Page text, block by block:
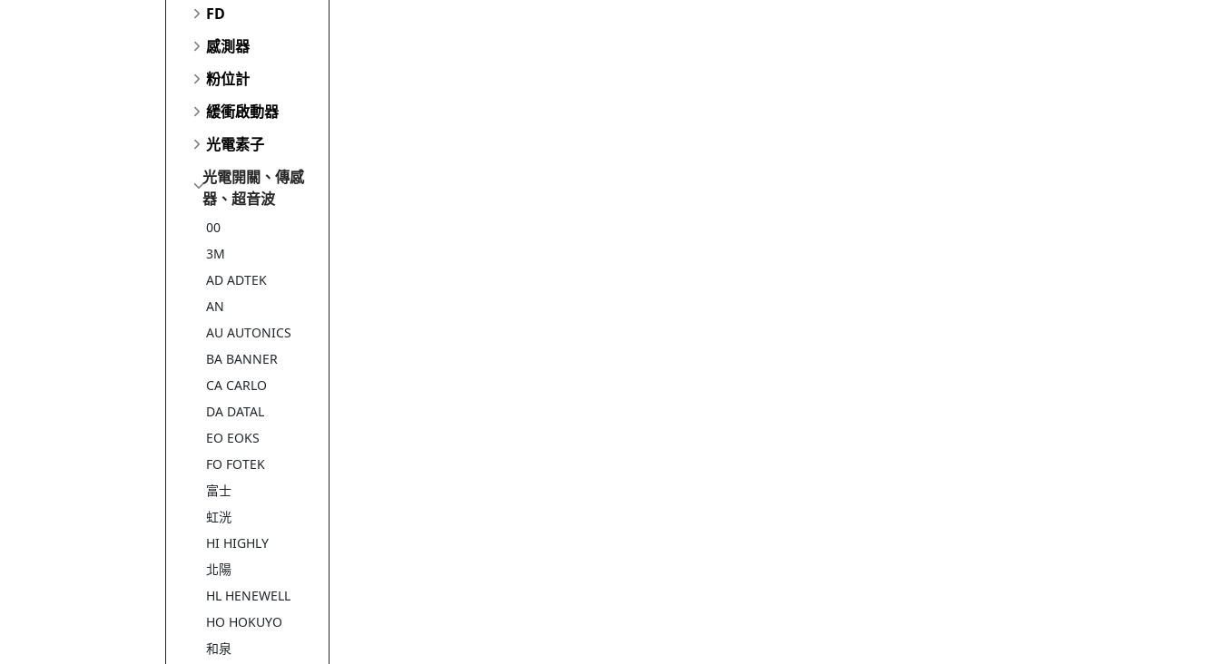
FD
感測器
粉位計
緩衝啟動器
光電素子
光電開關、傳感
器、超音波
00
3M
AD ADTEK
AN
AU AUTONICS
BA BANNER
CA CARLO
DA DATAL
EO EOKS
FO FOTEK
富士
虹洸
HI HIGHLY
北陽
HL HENEWELL
HO HOKUYO
和泉